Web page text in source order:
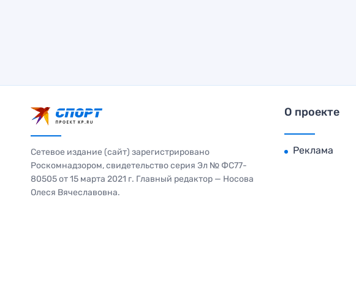
Сетевое издание (сайт) зарегистрировано
Роскомнадзором, свидетельство серия Эл № ФС77-
80505 от 15 марта 2021 г. Главный редактор — Носова
Олеся Вячеславовна.
О проекте
Реклама